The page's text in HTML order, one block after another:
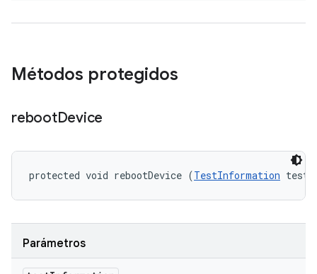
Métodos protegidos
rebootDevice
protected void rebootDevice (TestInformation
Parámetros